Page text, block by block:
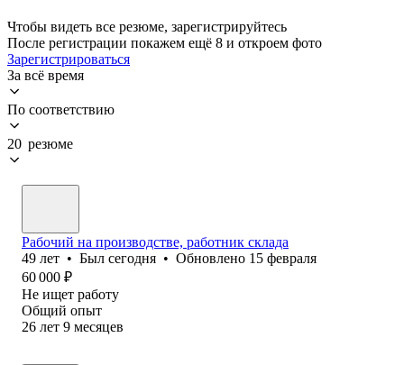
Чтобы видеть все резюме, зарегистрируйтесь
После регистрации покажем ещё 8 и откроем фото
Зарегистрироваться
За всё время
По соответствию
20 резюме
Рабочий на производстве, работник склада
49 лет • Был сегодня • Обновлено 15 февраля
60 000 ₽
Не ищет работу
Общий опыт
26 лет 9 месяцев